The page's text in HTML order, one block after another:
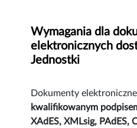
Wymagania dla
elektronicznych
Jednostki
Dokumenty
kwalifikowanym
XAdES, XMLsig, PAdES,